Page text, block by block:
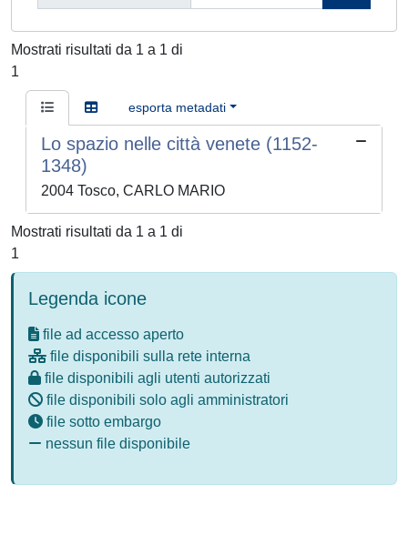
Mostrati risultati da 1 a 1 di
1
esporta metadati
Lo spazio nelle città venete (1152-
1348)
2004 Tosco, CARLO MARIO
Mostrati risultati da 1 a 1 di
1
Legenda icone
file ad accesso aperto
file disponibili sulla rete interna
file disponibili agli utenti autorizzati
file disponibili solo agli amministratori
file sotto embargo
nessun file disponibile